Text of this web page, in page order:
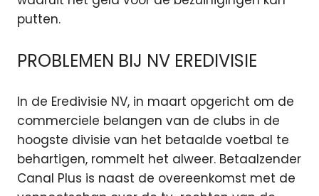
putten.
PROBLEMEN BIJ NV EREDIVISIE
In de Eredivisie NV, in maart opgericht om de
commerciele belangen van de clubs in de
hoogste divisie van het betaalde voetbal te
behartigen, rommelt het alweer. Betaalzender
Canal Plus is naast de overeenkomst met de